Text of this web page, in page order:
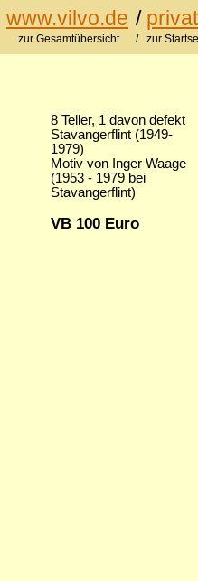
www.vilvo.de / privat
zur Gesamtübersicht / zur
8 Teller, 1 davon defekt
Stavangerflint (1949-
1979)
Motiv von Inger Waage
(1953 - 1979 bei
Stavangerflint)
VB 100 Euro